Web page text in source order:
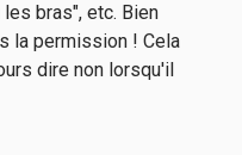
bras", etc. Bien
la permission ! Cela
dire non lorsqu'il